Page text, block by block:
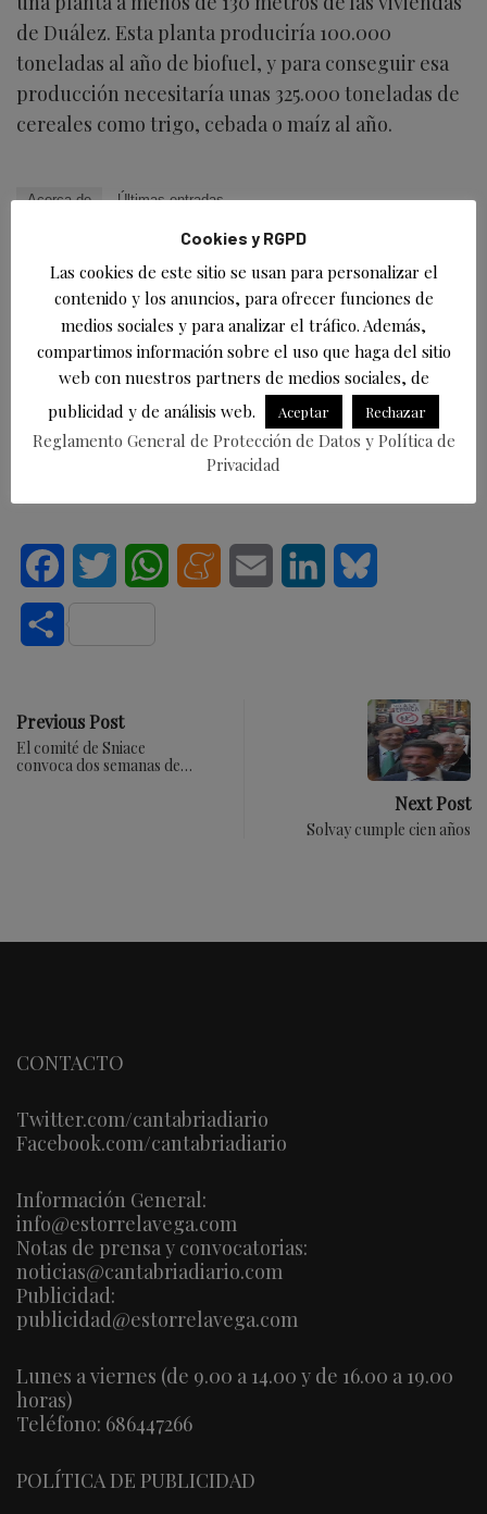
de Duález. Esta planta produciría 100.000
toneladas al año de biofuel, y para conseguir esa
producción necesitaría unas 325.000 toneladas de
cereales como trigo, cebada o maíz al año.
Acerca de Últimas entradas
David Laguillo
Periodista en EsTorrelavega
David Laguillo (Torrelavega, 1975) es un
periodista, escritor y fotógrafo español. Desde
hace años ha publicado en medios de comunicación de ámbito
nacional y local, tanto en publicaciones generalistas como
especializadas. Como fotógrafo también ha ilustrado libros y
artículos periodísticos.
Más información en https://davidlaguillo.com/biografia/
FacebookTwitter WhatsAppMeneameEmail LinkedIn
Compartir
Previous Post
El comité de Sniace
convoca dos semanas de…
Next Post
Solvay cumple cien años
CONTACTO
Twitter.com/cantabriadiario
Facebook.com/cantabriadiario
Información General:
info@estorrelavega.com
Notas de prensa y convocatorias:
noticias@cantabriadiario.com
Publicidad:
publicidad@estorrelavega.com
Lunes a viernes (de 9.00 a 14.00 y de 16.00 a 19.00
horas)
Teléfono: 686447266
POLÍTICA DE PUBLICIDAD
Cookies y RGPD
Las cookies de este sitio se usan para personalizar el
contenido y los anuncios, para ofrecer funciones de
medios sociales y para analizar el tráfico. Además,
compartimos información sobre el uso que haga del sitio
web con nuestros partners de medios sociales, de
publicidad y de análisis web.
Aceptar Rechazar
Reglamento General de Protección de Datos y Política de
Privacidad